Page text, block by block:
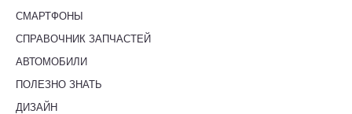
СМАРТФОНЫ
СПРАВОЧНИК ЗАПЧАСТЕЙ
АВТОМОБИЛИ
ПОЛЕЗНО ЗНАТЬ
ДИЗАЙН